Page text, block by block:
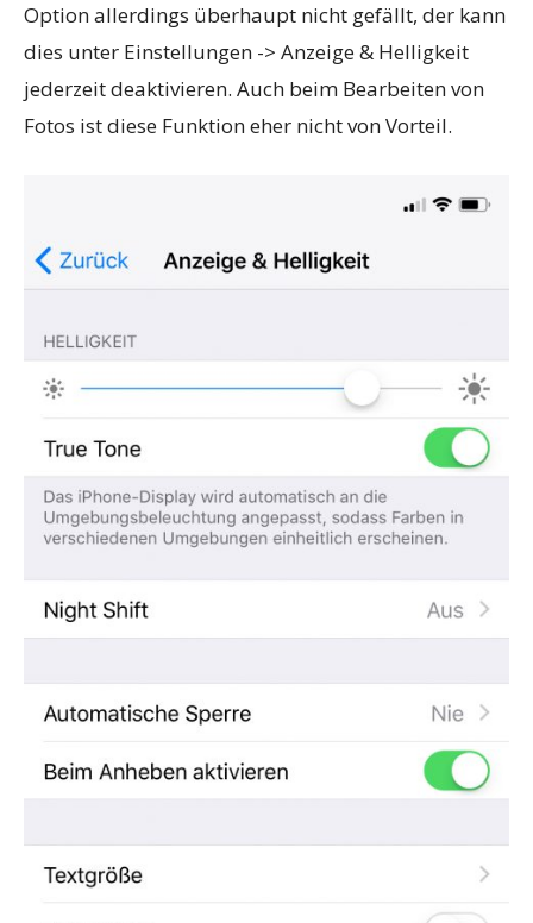
Option allerdings überhaupt nicht gefällt, der kann
dies unter Einstellungen -> Anzeige & Helligkeit
jederzeit deaktivieren. Auch beim Bearbeiten von
Fotos ist diese Funktion eher nicht von Vorteil.